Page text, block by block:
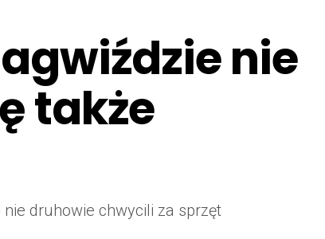
nie
także
druhowie chwycili za sprzęt